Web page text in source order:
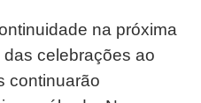
na próxima
celebrações ao
continuarão